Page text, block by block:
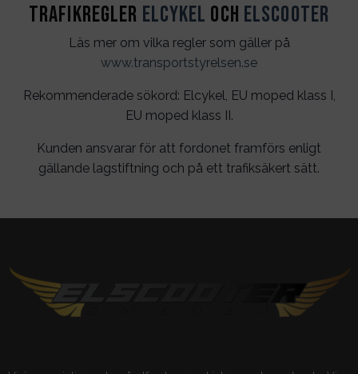
Trafikregler Elcykel och Elscooter
Läs mer om vilka regler som gäller på
www.transportstyrelsen.se
Rekommenderade sökord: Elcykel, EU moped klass I,
EU moped klass II.
Kunden ansvarar för att fordonet framförs enligt
gällande lagstiftning och på ett trafiksäkert sätt.